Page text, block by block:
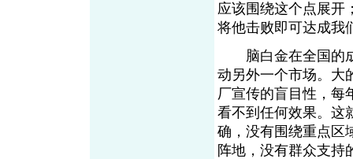
应该围绕这个点展开
将他击败即可达成
脑白金在全国的成
动另外一个市场。大
厂宣传的盲目性，每
看不到任何效果。这
确，没有围绕重点区
阵地，没有群众支持